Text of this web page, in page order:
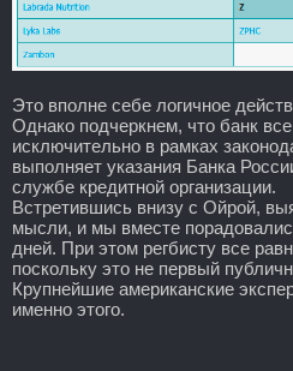
Это вполне себе логичное
Однако подчеркнем, что банк
исключительно в рамках
выполняет указания Банка
службе кредитной организации.
Встретившись внизу с Ойрой,
мысли, и мы вместе
дней. При этом регбисту все
поскольку это не первый
Крупнейшие американские
именно этого.